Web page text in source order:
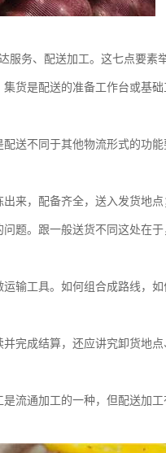
务、配送加工。这七点要素
货是配送的准备工作台或基
送不同于其他物流形式的功
来，配备齐全，送入发货地点
题。跟一般送货不同这处在
输工具。如何组合成路线，
完成结算，还应讲究卸货地
流通加工的一种，但配送加